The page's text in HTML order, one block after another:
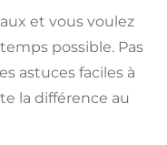
et vous voulez
possible. Pas
astuces faciles à
la différence au